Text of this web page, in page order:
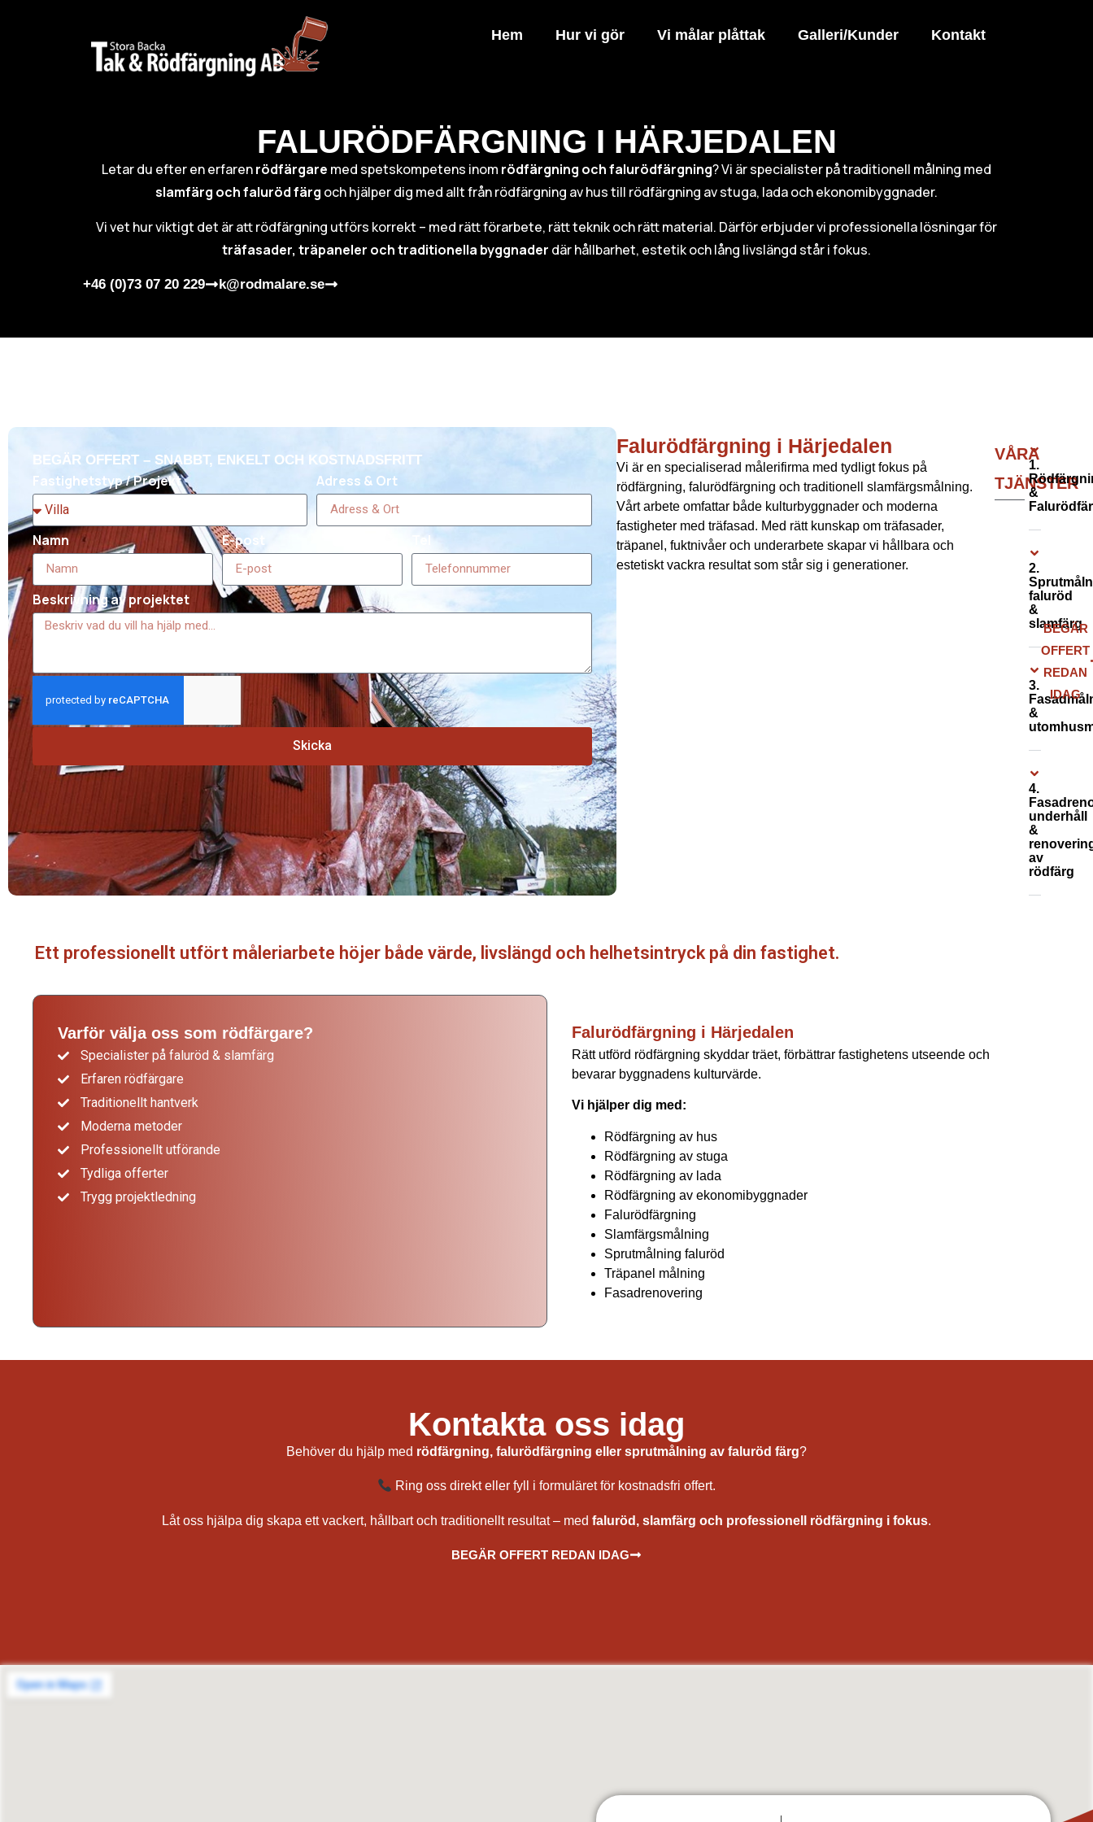
Hem Hur vi gör Vi målar plåttak Galleri/Kunder Kontakt
FALURÖDFÄRGNING I HÄRJEDALEN
Letar du efter en erfarenrödfärgare med spetskompetens inom rödfärgning och falurödfärgning? Vi är specialister på traditionell målning med
slamfärg och faluröd färg och hjälper dig med allt från rödfärgning av hus till rödfärgning av stuga, lada och ekonomibyggnader.
Vi vet hur viktigt det är att rödfärgning utförs korrekt – med rätt förarbete, rätt teknik och rätt material. Därför erbjuder vi professionella lösningar för
träfasader, träpaneler och traditionella byggnader där hållbarhet, estetik och lång livslängd står i fokus.
+46 (0)73 07 20 229 k@rodmalare.se
BEGÄR OFFERT – SNABBT, ENKELT OCH KOSTNADSFRITT
Fastighetstyp / Projekt Adress & Ort
Namn E-post Tel
Beskrivning av projektet
Skicka
Falurödfärgning i Härjedalen
Falurödfärgning i Härjedalen
Vi är en specialiserad målerifirma med tydligt fokus på
rödfärgning, falurödfärgning och traditionell slamfärgsmålning.
Vårt arbete omfattar både kulturbyggnader och moderna
fastigheter med träfasad. Med rätt kunskap om träfasader,
träpanel, fuktnivåer och underarbete skapar vi hållbara och
estetiskt vackra resultat som står sig i generationer.
VÅRA
TJÄNSTER
1.
&
2.
faluröd
&
slamfärg
3.
&
4.
underhåll
&
av
rödfärg
BEGÄR
OFFERT
REDAN
IDAG
Ett professionellt utfört måleriarbete höjer både värde, livslängd och helhetsintryck på din fastighet.
Varför välja oss som rödfärgare?
Specialister på faluröd & slamfärg
Erfaren rödfärgare
Traditionellt hantverk
Moderna metoder
Professionellt utförande
Tydliga offerter
Trygg projektledning
Falurödfärgning i Härjedalen
Rätt utförd rödfärgning skyddar träet, förbättrar fastighetens utseende och
bevarar byggnadens kulturvärde.
Vi hjälper dig med:
Rödfärgning av hus
Rödfärgning av stuga
Rödfärgning av lada
Rödfärgning av ekonomibyggnader
Falurödfärgning
Slamfärgsmålning
Sprutmålning faluröd
Träpanel målning
Fasadrenovering
Kontakta oss idag
Behöver du hjälp med rödfärgning, falurödfärgning eller sprutmålning av faluröd färg?
Ring oss direkt eller fyll i formuläret för kostnadsfri offert.
Låt oss hjälpa dig skapa ett vackert, hållbart och traditionellt resultat – med faluröd, slamfärg och professionell rödfärgning i fokus.
BEGÄR OFFERT REDAN IDAG